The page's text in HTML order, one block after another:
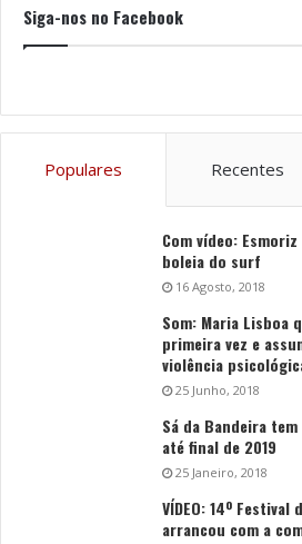
Siga-nos no Facebook
Populares Recentes
Com vídeo:
boleia do surf
16 Agosto, 2018
Som: Maria Lisboa
primeira vez e
violência
25 Junho, 2018
Sá da Bandeira
até final de 2019
25 Janeiro, 2018
VÍDEO: 14º
arrancou com a